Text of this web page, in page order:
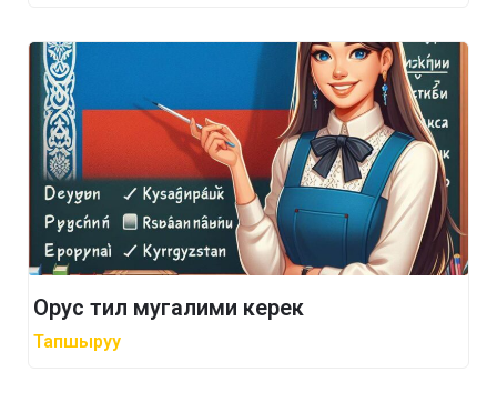
Орус тил мугалими керек
Тапшыруу